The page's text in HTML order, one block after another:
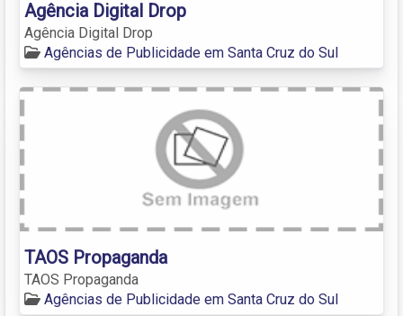
Agência Digital Drop
Agência Digital Drop
Agências de Publicidade em Santa Cruz do Sul
TAOS Propaganda
TAOS Propaganda
Agências de Publicidade em Santa Cruz do Sul